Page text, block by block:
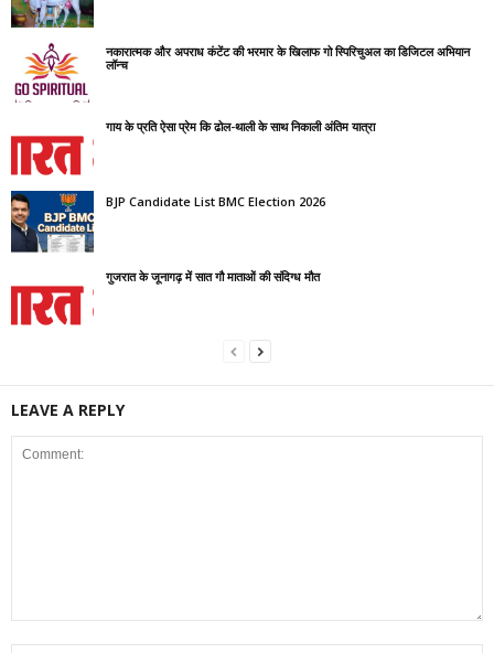
नकारात्मक और अपराध कंटेंट की भरमार के खिलाफ गो स्पिरिचुअल का डिजिटल अभियान
लॉन्च
गाय के प्रति ऐसा प्रेम कि ढोल-थाली के साथ निकाली अंतिम यात्रा
BJP Candidate List BMC Election 2026
गुजरात के जूनागढ़ में सात गौ माताओं की संदिग्ध मौत
LEAVE A REPLY